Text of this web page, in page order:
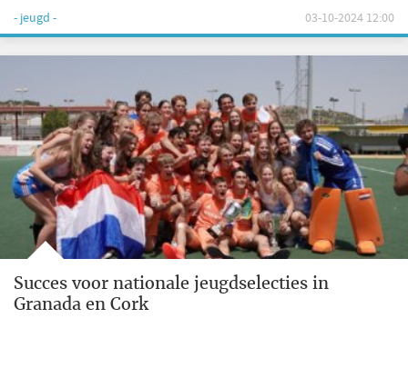
- jeugd - 03-10-2024 12:00
Succes voor nationale jeugdselecties in
Granada en Cork